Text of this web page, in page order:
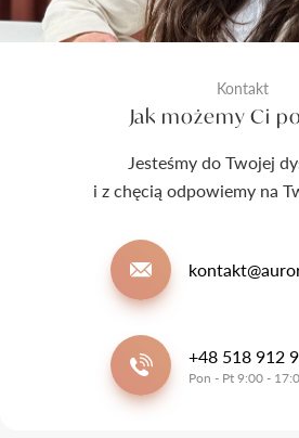
Kontakt
Jak możemy Ci
Jesteśmy do Twojej
i z chęcią odpowiemy na
+48 518 912
Pon - Pt 9:00 -